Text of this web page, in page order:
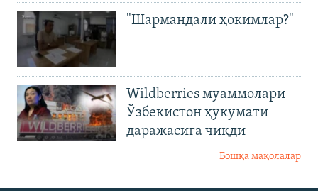
"Шармандали ҳокимлар?"
Wildberries муаммолари
Ўзбекистон ҳукумати
даражасига чиқди
Бошқа мақолалар